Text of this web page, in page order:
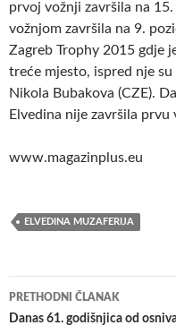
prvoj vožnji završila na
vožnjom završila na 9.
Zagreb Trophy 2015 gdje
treće mjesto, ispred nje
Nikola Bubakova (CZE).
Elvedina nije završila prvu
www.magazinplus.eu
ELVEDINA MUZAFERIJA
Navigacija
članaka
PRETHODNI ČLANAK
Danas 61. godišnjica od